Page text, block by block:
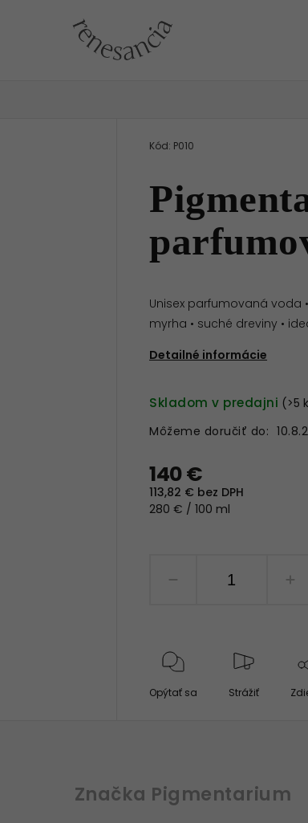
Kód: P010
Unisex parfumovaná voda
myrha • suché dreviny •
Detailné informácie
140 €
113,82 € bez DPH
280 € / 100 ml
Skladom v predajni (>5
Môžeme doručiť do:
Opýtať sa Strážiť
Značka Pigmentarium